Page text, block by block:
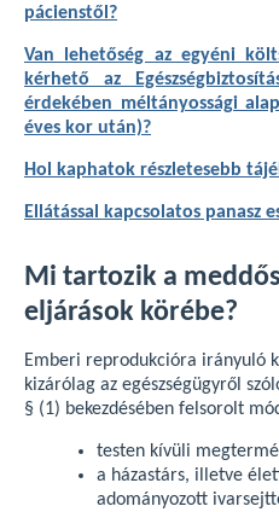
pácienstől?
Van lehetőség az egyéni
kérhető az
érdekében méltányossági
éves kor után)?
Hol kaphatok részletesebb
Ellátással kapcsolatos panasz
Mi tartozik a
eljárások körébe?
Emberi reprodukcióra irányuló
kizárólag az egészségügyről
§ (1) bekezdésében felsorolt
testen kívüli
a házastárs, illetve
adományozott